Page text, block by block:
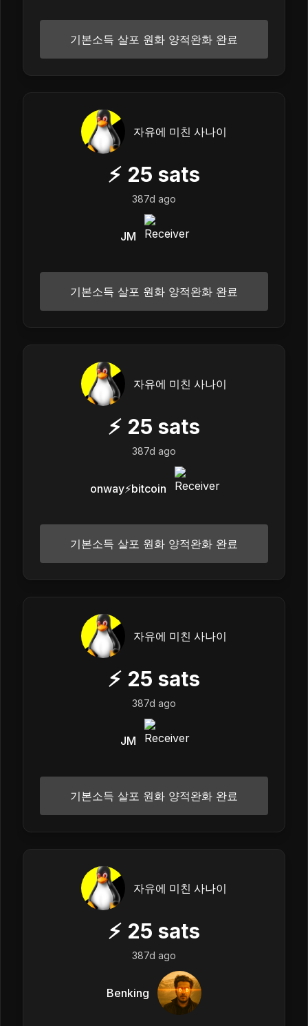
기본소득 살포 원화 양적완화 완료
자유에 미친 사나이
⚡ 25 sats
387d ago
JM
기본소득 살포 원화 양적완화 완료
자유에 미친 사나이
⚡ 25 sats
387d ago
onway⚡️bitcoin
기본소득 살포 원화 양적완화 완료
자유에 미친 사나이
⚡ 25 sats
387d ago
JM
기본소득 살포 원화 양적완화 완료
자유에 미친 사나이
⚡ 25 sats
387d ago
Benking